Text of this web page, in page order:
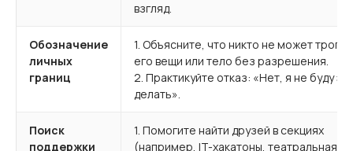
взгляд.
Обозначение
личных
границ
1. Объясните, что никто не может
его вещи или тело без разрешения.
2. Практикуйте отказ: «Нет, я не буду
делать».
Поиск
поддержки
1. Помогите найти друзей в секциях
(например, IT-хакатоны, театральная